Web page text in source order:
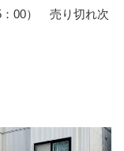
：00） 売り切れ次